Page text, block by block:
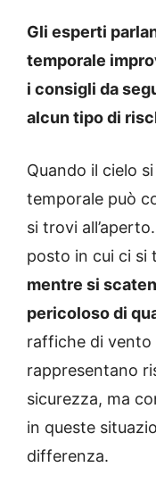
Gli esperti
temporale
i consigli da
alcun tipo di
Quando il cielo
temporale può
si trovi
posto in cui ci si
mentre si
pericoloso di
raffiche di
rappresentano
sicurezza, ma
in queste
differenza.